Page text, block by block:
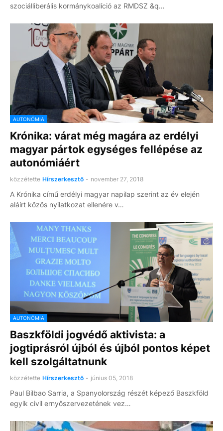
szociálliberális kormánykoalíció az RMDSZ &q…
AUTONÓMIA
Krónika: várat még magára az erdélyi
magyar pártok egységes fellépése az
autonómiáért
közzétette Hírszerkesztő - november 27, 2018
A Krónika című erdélyi magyar napilap szerint az év elején
aláírt közös nyilatkozat ellenére v…
AUTONÓMIA
Baszkföldi jogvédő aktivista: a
jogtiprásról újból és újból pontos képet
kell szolgáltatnunk
közzétette Hírszerkesztő - június 05, 2018
Paul Bilbao Sarria, a Spanyolország részét képező Baszkföld
egyik civil ernyőszervezetének vez…